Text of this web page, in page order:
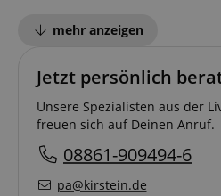
mehr anzeigen
Jetzt persönlich
Unsere Spezialisten aus der
freuen sich auf Deinen Anruf.
08861-909494-6
pa@kirstein.de